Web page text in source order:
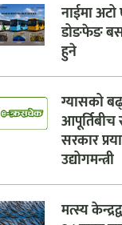
नाईमा अटो
डोङफेङ
हुने
ग्यासको
सरकार
उद्योगमन्त्री
मत्स्य